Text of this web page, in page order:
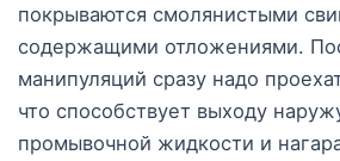
покрываются смолянистыми
содержащими отложениями.
манипуляций сразу надо
что способствует выходу
промывочной жидкости и